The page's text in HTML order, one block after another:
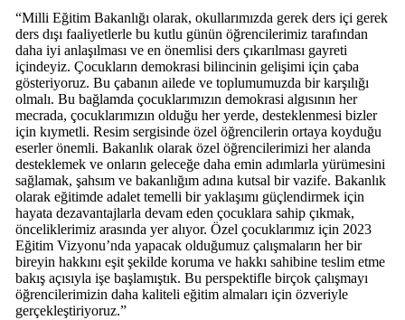
“Milli Eğitim Bakanlığı olarak, okullarımızda gerek ders içi gerek
ders dışı faaliyetlerle bu kutlu günün öğrencilerimiz tarafından
daha iyi anlaşılması ve en önemlisi ders çıkarılması gayreti
içindeyiz. Çocukların demokrasi bilincinin gelişimi için çaba
gösteriyoruz. Bu çabanın ailede ve toplumumuzda bir karşılığı
olmalı. Bu bağlamda çocuklarımızın demokrasi algısının her
mecrada, çocuklarımızın olduğu her yerde, desteklenmesi bizler
için kıymetli. Resim sergisinde özel öğrencilerin ortaya koyduğu
eserler önemli. Bakanlık olarak özel öğrencilerimizi her alanda
desteklemek ve onların geleceğe daha emin adımlarla yürümesini
sağlamak, şahsım ve bakanlığım adına kutsal bir vazife. Bakanlık
olarak eğitimde adalet temelli bir yaklaşımı güçlendirmek için
hayata dezavantajlarla devam eden çocuklara sahip çıkmak,
önceliklerimiz arasında yer alıyor. Özel çocuklarımız için 2023
Eğitim Vizyonu’nda yapacak olduğumuz çalışmaların her bir
bireyin hakkını eşit şekilde koruma ve hakkı sahibine teslim etme
bakış açısıyla işe başlamıştık. Bu perspektifle birçok çalışmayı
öğrencilerimizin daha kaliteli eğitim almaları için özveriyle
gerçekleştiriyoruz.”